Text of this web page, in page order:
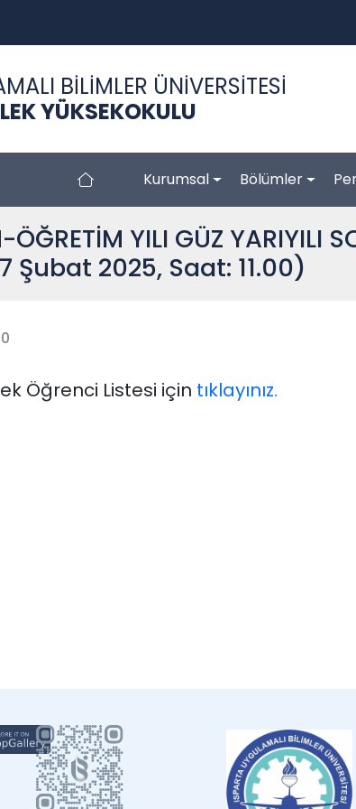
BİLİMLER ÜNİVERSİTESİ
YÜKSEKOKULU
Kurumsal Bölümler
YILI GÜZ YARIYILI
Şubat 2025, Saat: 11.00)
Öğrenci Listesi için tıklayınız.